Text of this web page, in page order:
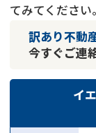
てみてください。
訳あり不動
今すぐご連
イ